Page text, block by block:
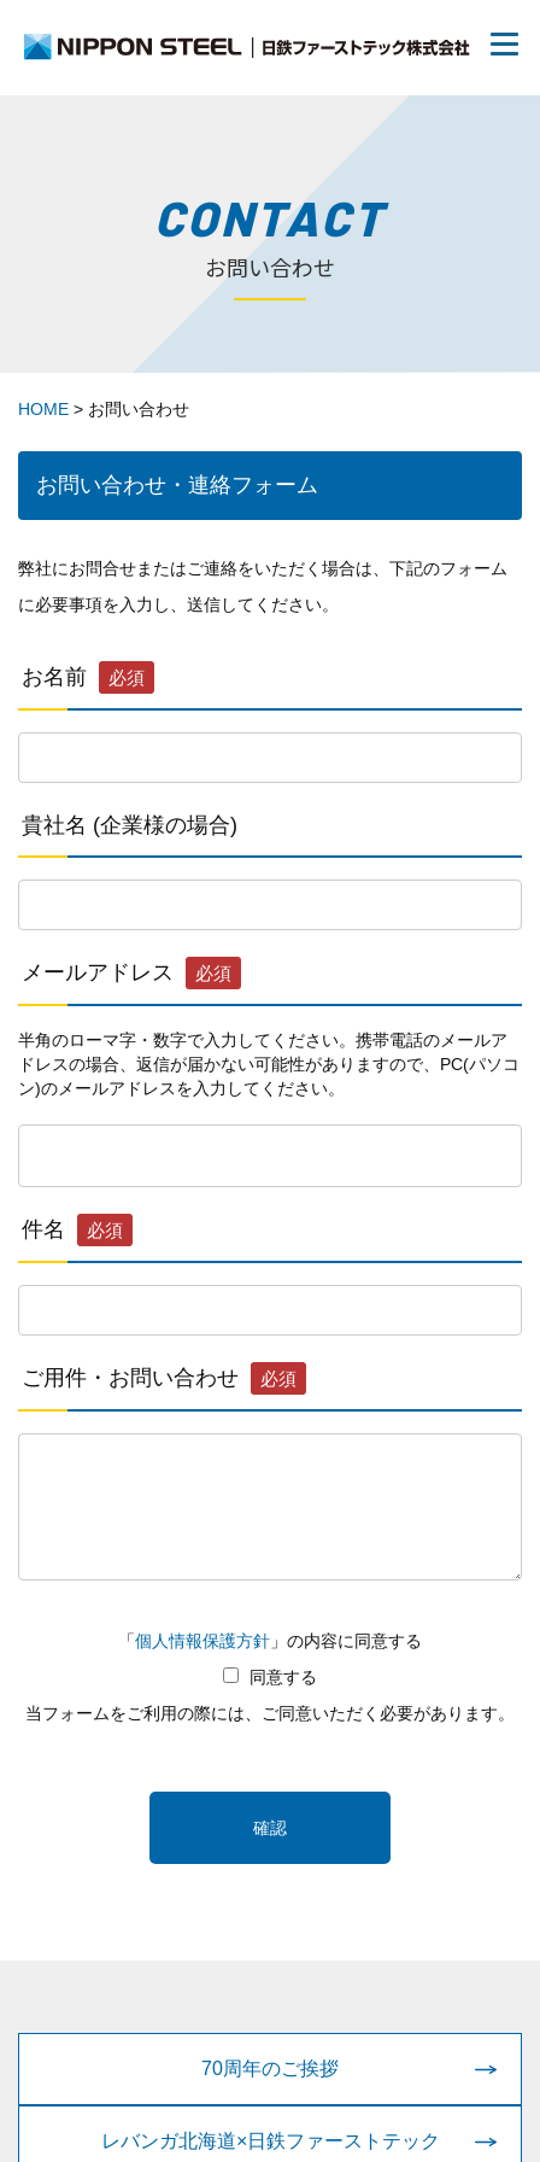
日鉄ファーストテックについて
リクルート
お問い合わせ
個人情報保護方針
資材購買(業者様へ)
CONTACT
お問い合わせ
HOME > お問い合わせ
お問い合わせ・連絡フォーム
弊社にお問合せまたはご連絡をいただく場合は、下記のフォーム
に必要事項を入力し、送信してください。
お名前 必須
貴社名 (企業様の場合)
メールアドレス 必須
半角のローマ字・数字で入力してください。携帯電話のメールア
ドレスの場合、返信が届かない可能性がありますので、PC(パソコ
ン)のメールアドレスを入力してください。
件名 必須
ご用件・お問い合わせ 必須
「個人情報保護方針 」の内容に同意する
同意する
当フォームをご利用の際には、ご同意いただく必要があります。
確認
70周年のご挨拶
レバンガ北海道×日鉄ファーストテック